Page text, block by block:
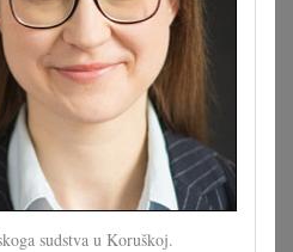
sudstva u Koruškoj.